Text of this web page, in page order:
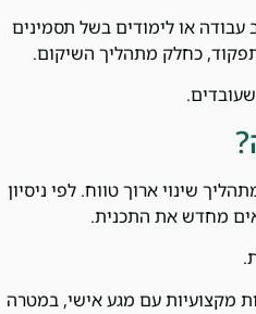
או לימודים בשל תסמינים
כחלק מתהליך השיקום.
שינוי ארוך טווח. לפי ניסיון
מחדש את התכנית.
מקצועיות עם מגע אישי, במטרה